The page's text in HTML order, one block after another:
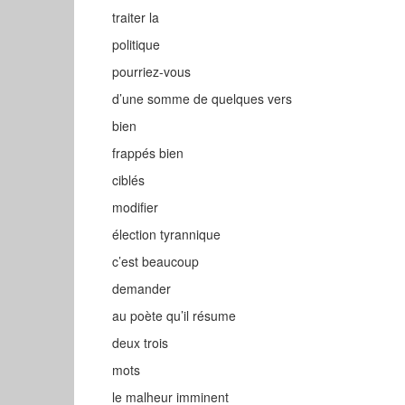
traiter la
politique
pourriez-vous
d’une somme de quelques vers
bien
frappés bien
ciblés
modifier
élection tyrannique
c’est beaucoup
demander
au poète qu’il résume
deux trois
mots
le malheur imminent